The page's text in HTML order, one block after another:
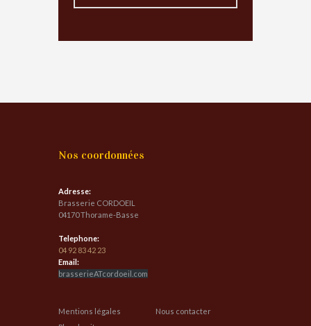
Nos coordonnées
Adresse:
Brasserie CORDOEIL
04170 Thorame-Basse
Telephone:
04 92 83 42 23
Email:
brasserieATcordoeil.com
Mentions légales
Nous contacter